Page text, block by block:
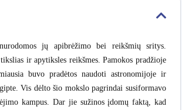
jų apibrėžimo bei reikšmių sritys.
ir apytiksles reikšmes. Pamokos pradžioje
buvo pradėtos naudoti astronomijoje ir
Vis dėlto šio mokslo pagrindai susiformavo
kampus. Dar jie sužinos įdomų faktą, kad